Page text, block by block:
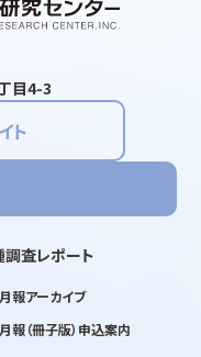
目4-3
ト
調査レポート
報アーカイブ
報（冊子版）申込案内